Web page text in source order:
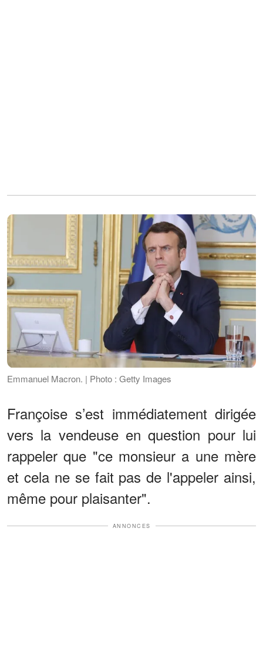
Emmanuel Macron. | Photo : Getty Images
Françoise s’est immédiatement dirigée
vers la vendeuse en question pour lui
rappeler que "ce monsieur a une mère
et cela ne se fait pas de l'appeler ainsi,
même pour plaisanter".
ANNONCES